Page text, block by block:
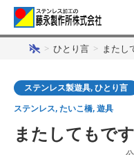
> ひとり言 > またし
ステンレス製遊具, ひとり言
ステンレス, たいこ橋, 遊具
またしてもです